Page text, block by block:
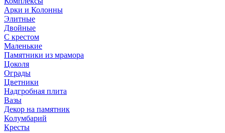
Арки и Колонны
Элитные
Двойные
С крестом
Маленькие
Памятники из мрамора
Цоколя
Ограды
Цветники
Надгробная плита
Вазы
Декор на памятник
Колумбарий
Кресты